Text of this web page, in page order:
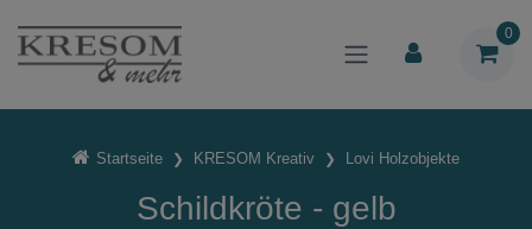
0
Startseite KRESOM Kreativ Lovi Holzobjekte
Schildkröte - gelb